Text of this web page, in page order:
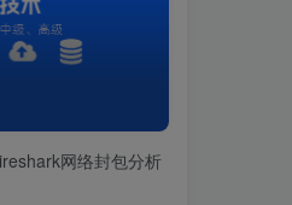
网络封包分析